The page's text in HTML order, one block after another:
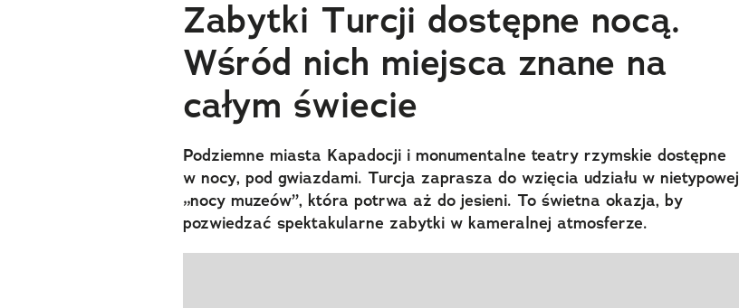
Zabytki Turcji dostępne nocą.
Wśród nich miejsca znane na
całym świecie
Podziemne miasta Kapadocji i monumentalne teatry rzymskie dostępne
w nocy, pod gwiazdami. Turcja zaprasza do wzięcia udziału w nietypowej
„nocy muzeów”, która potrwa aż do jesieni. To świetna okazja, by
pozwiedzać spektakularne zabytki w kameralnej atmosferze.